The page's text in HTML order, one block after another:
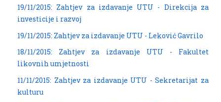
19/11/2015: Zahtjev za izdavanje UTU - Direkcija za
investicije i razvoj
19/11/2015: Zahtjev za izdavanje UTU - Leković Gavrilo
18/11/2015: Zahtjev za izdavanje UTU - Fakultet
likovnih umjetnosti
11/11/2015: Zahtjev za izdavanje UTU - Sekretarijat za
kulturu